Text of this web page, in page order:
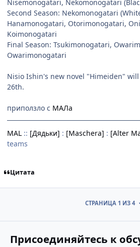
Nisemonogatari, Nekomonogatari
Second Season: Nekomonogatari
Hanamonogatari, Otorimonogatari,
Koimonogatari
Final Season: Tsukimonogatari,
Owarimonogatari
Nisio Ishin's new novel "Himeiden"
26th.
приползло с МАЛа
MAL :: [Дядьки] : [Maschera] : [Alter
teams
Цитата
СТРАНИЦА 1 ИЗ 4
Присоединяйтесь к